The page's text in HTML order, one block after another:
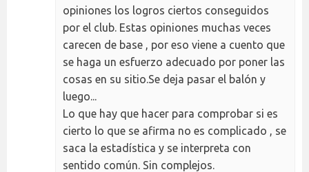
opiniones los logros ciertos conseguidos
por el club. Estas opiniones muchas veces
carecen de base , por eso viene a cuento que
se haga un esfuerzo adecuado por poner las
cosas en su sitio.Se deja pasar el balón y
luego...
Lo que hay que hacer para comprobar si es
cierto lo que se afirma no es complicado , se
saca la estadística y se interpreta con
sentido común. Sin complejos.